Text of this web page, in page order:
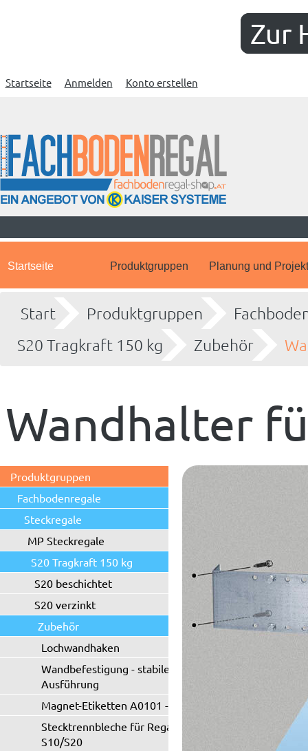
Zur
Startseite Anmelden Konto erstellen
Startseite Produktgruppen Planung und
Start Produktgruppen
S20 Tragkraft 150 kg
Zubehör
Wandhalter
Produktgruppen
Fachbodenregale
Steckregale
MP Steckregale
S20 Tragkraft 150 kg
S20 beschichtet
S20 verzinkt
Zubehör
Lochwandhaken
Wandbefestigung - stabile
Ausführung
Magnet-Etiketten A0101 - A0102
Stecktrennbleche für Regaltyp
S10/S20